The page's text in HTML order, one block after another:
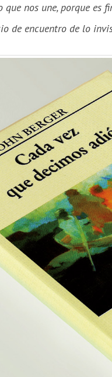
que nos une, porque es
de encuentro de lo